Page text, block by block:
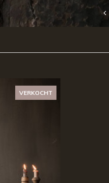
VERKOCHT